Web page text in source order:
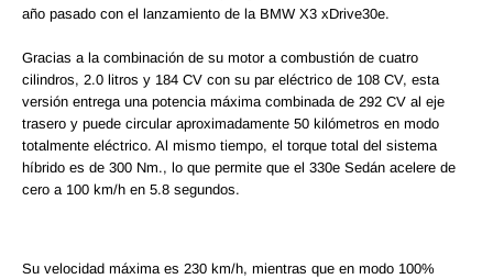
año pasado con el lanzamiento de la BMW X3 xDrive30e.
Gracias a la combinación de su motor a combustión de cuatro
cilindros, 2.0 litros y 184 CV con su par eléctrico de 108 CV, esta
versión entrega una potencia máxima combinada de 292 CV al eje
trasero y puede circular aproximadamente 50 kilómetros en modo
totalmente eléctrico. Al mismo tiempo, el torque total del sistema
híbrido es de 300 Nm., lo que permite que el 330e Sedán acelere de
cero a 100 km/h en 5.8 segundos.
Su velocidad máxima es 230 km/h, mientras que en modo 100%